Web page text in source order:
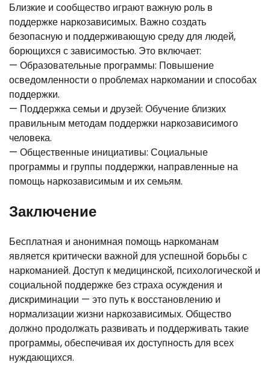
Близкие и сообщество играют важную роль в
поддержке наркозависимых. Важно создать
безопасную и поддерживающую среду для людей,
борющихся с зависимостью. Это включает:
— Образовательные программы: Повышение
осведомленности о проблемах наркомании и способах
поддержки.
— Поддержка семьи и друзей: Обучение близких
правильным методам поддержки наркозависимого
человека.
— Общественные инициативы: Социальные
программы и группы поддержки, направленные на
помощь наркозависимым и их семьям.
Заключение
Бесплатная и анонимная помощь наркоманам
является критически важной для успешной борьбы с
наркоманией. Доступ к медицинской, психологической и
социальной поддержке без страха осуждения и
дискриминации — это путь к восстановлению и
нормализации жизни наркозависимых. Общество
должно продолжать развивать и поддерживать такие
программы, обеспечивая их доступность для всех
нуждающихся.